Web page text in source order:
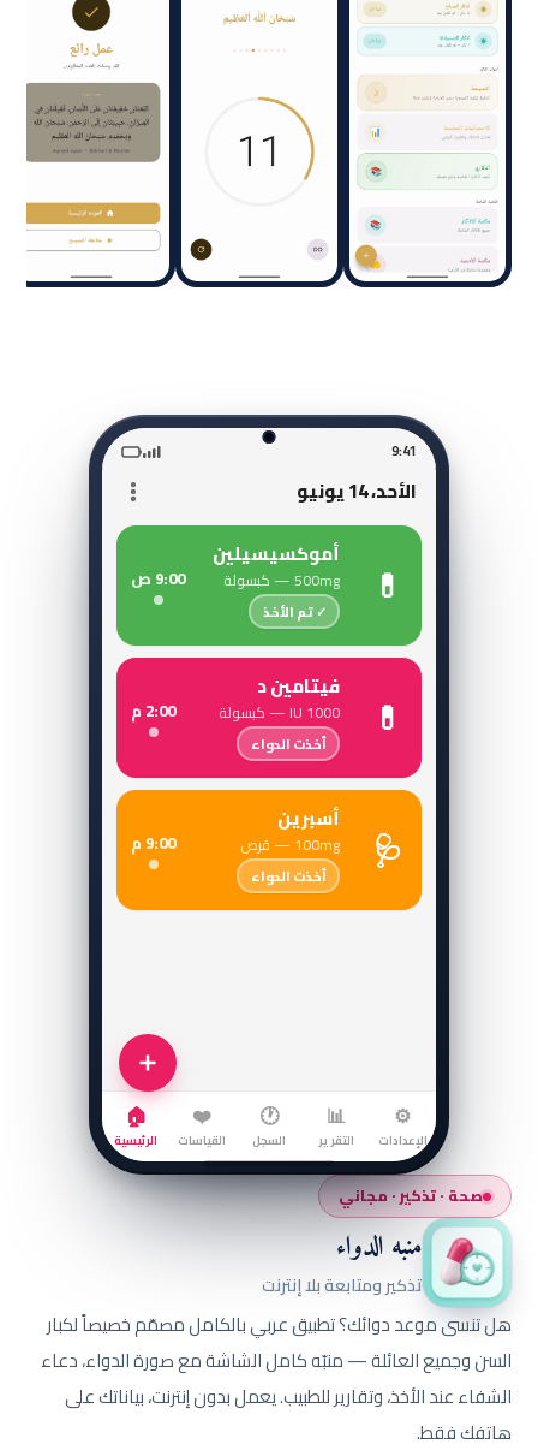
9:41
الأحد، 14 يونيو
💊
أموكسيسيلين
500mg — كبسولة
✓ تم الأخذ
9:00 ص
💊
فيتامين د
1000 IU — كبسولة
أخذت الدواء
2:00 م
🩺
أسبرين
100mg — قرص
أخذت الدواء
9:00 م
⚙️
الإعدادات
📊
التقرير
🕐
السجل
❤️
القياسات
🏠
الرئيسية
صحة · تذكير · مجاني
منبه الدواء
تذكير ومتابعة بلا إنترنت
هل تنسى موعد دوائك؟ تطبيق عربي بالكامل مصمّم خصيصاً لكبار
السن وجميع العائلة — منبّه كامل الشاشة مع صورة الدواء، دعاء
الشفاء عند الأخذ، وتقارير للطبيب. يعمل بدون إنترنت، بياناتك على
هاتفك فقط.